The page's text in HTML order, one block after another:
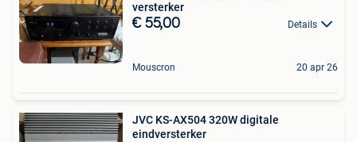
versterker
€ 55,00 Details
Mouscron 20 apr 26
JVC KS-AX504 320W digitale
eindversterker